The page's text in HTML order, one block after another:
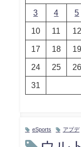
3 4 5
10 11 12
17 18 19
24 25 26
31
eSports アプデ